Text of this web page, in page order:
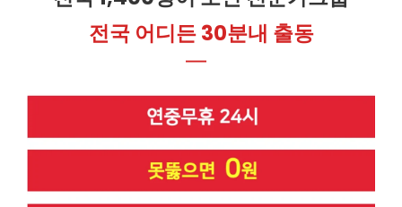
전국 어디든 30분내 출동